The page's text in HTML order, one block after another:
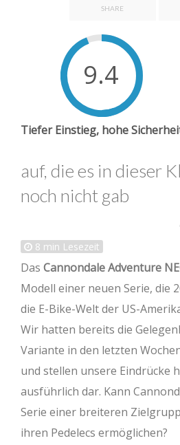
SHARE
9.4
Tiefer Einstieg, hohe
auf, die es in dieser
noch nicht gab
8 min Lesezeit
Das Cannondale Adventure
Modell einer neuen Serie, die
die E-Bike-Welt der US-
Wir hatten bereits die
Variante in den letzten
und stellen unsere Eindrücke
ausführlich dar. Kann
Serie einer breiteren
ihren Pedelecs ermöglichen?